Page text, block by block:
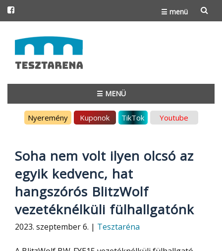
☰ menü
to
content
☰ MENÜ
Nyeremény Kuponok TikTok Youtube
Soha nem volt ilyen olcsó az
egyik kedvenc, hat
hangszórós BlitzWolf
vezetéknélküli fülhallgatónk
2023. szeptember 6. | Tesztaréna